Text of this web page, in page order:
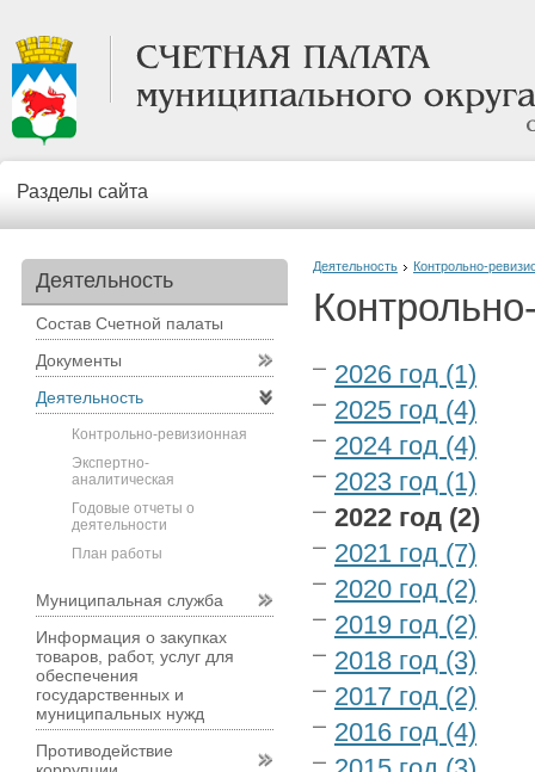
Разделы сайта
Деятельность Контрольно-
2026 год (1)
2025 год (4)
2024 год (4)
2023 год (1)
2022 год (2)
2021 год (7)
2020 год (2)
2019 год (2)
2018 год (3)
2017 год (2)
2016 год (4)
Деятельность
Состав Счетной палаты
Документы
Деятельность
Контрольно-ревизионная
Экспертно-
аналитическая
Годовые отчеты о
деятельности
План работы
Муниципальная служба
Информация о закупках
товаров, работ, услуг для
обеспечения
государственных и
муниципальных нужд
Противодействие